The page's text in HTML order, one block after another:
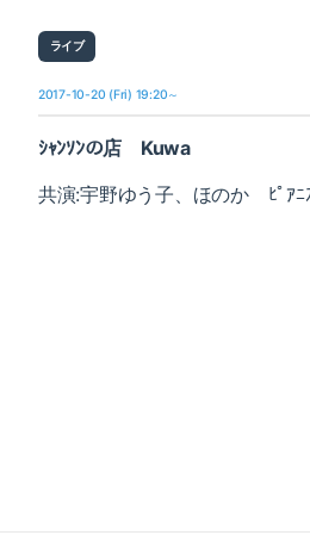
ライブ
2017-10-20 (Fri) 19:20～
ｼｬﾝｿﾝの店 Kuwa
共演:宇野ゆう子、ほのか ﾋﾟｱﾆ